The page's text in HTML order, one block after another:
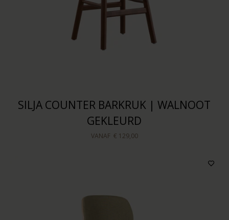
SILJA COUNTER BARKRUK | WALNOOT
GEKLEURD
VANAF € 129,00